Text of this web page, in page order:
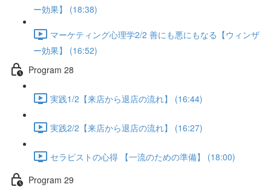
ー効果】 (18:38)
マーケティング心理学2/2 善にも悪にもなる【ウィンザ
ー効果】 (16:52)
Program 28
実践1/2【来店から退店の流れ】 (16:44)
実践2/2【来店から退店の流れ】 (16:27)
セラピストの心得 【一流のための準備】 (18:00)
Program 29